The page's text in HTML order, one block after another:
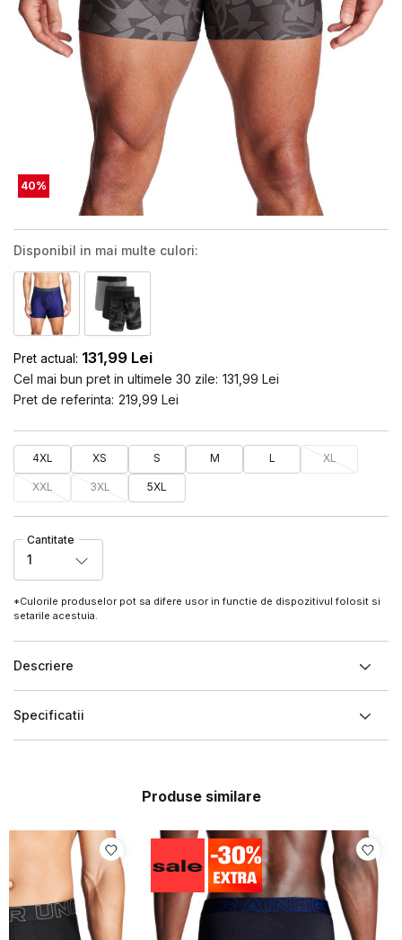
40%
Disponibil in mai multe culori:
Pret actual: 131,99 Lei
Cel mai bun pret in ultimele 30 zile: 131,99 Lei
Pret de referinta: 219,99 Lei
4XL XS S M L XL
XXL 3XL 5XL
Cantitate
1
*Culorile produselor pot sa difere usor in functie de dispozitivul folosit si
setarile acestuia.
Descriere
Specificatii
Produse similare